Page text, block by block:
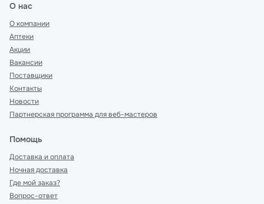
О нас
О компании
Аптеки
Акции
Вакансии
Поставщики
Контакты
Новости
Партнерская программа для веб-мастеров
Помощь
Доставка и оплата
Ночная доставка
Где мой заказ?
Вопрос-ответ